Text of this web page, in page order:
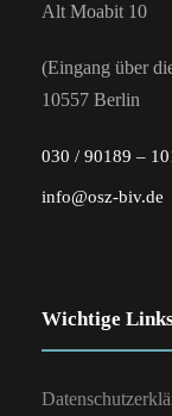
Alt Moabit 10
(Eingang über
10557 Berlin
030 / 90189 –
info@osz-biv.de
Wichtige